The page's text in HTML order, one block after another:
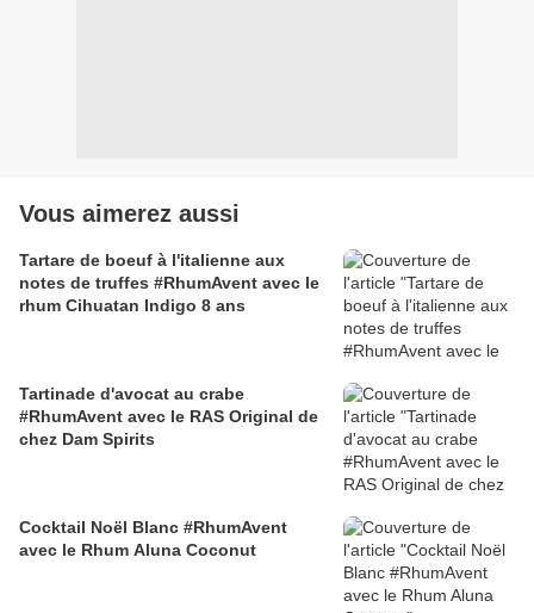
Vous aimerez aussi
Tartare de boeuf à l'italienne aux
notes de truffes #RhumAvent avec le
rhum Cihuatan Indigo 8 ans
Tartinade d'avocat au crabe
#RhumAvent avec le RAS Original de
chez Dam Spirits
Cocktail Noël Blanc #RhumAvent
avec le Rhum Aluna Coconut